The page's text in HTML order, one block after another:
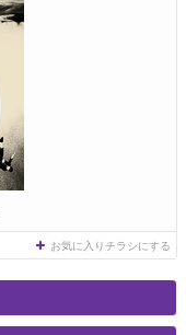
お気に入りチラシにする